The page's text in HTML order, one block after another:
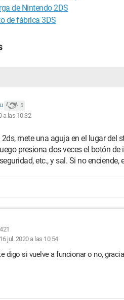
de Nintendo 2DS
de fábrica 3DS
5
a las 10:32
mete una aguja en el lugar del
presiona dos veces el botón
etc., y sal. Si no enciende,
jul. 2020 a las 10:54
digo si vuelve a funcionar o no,